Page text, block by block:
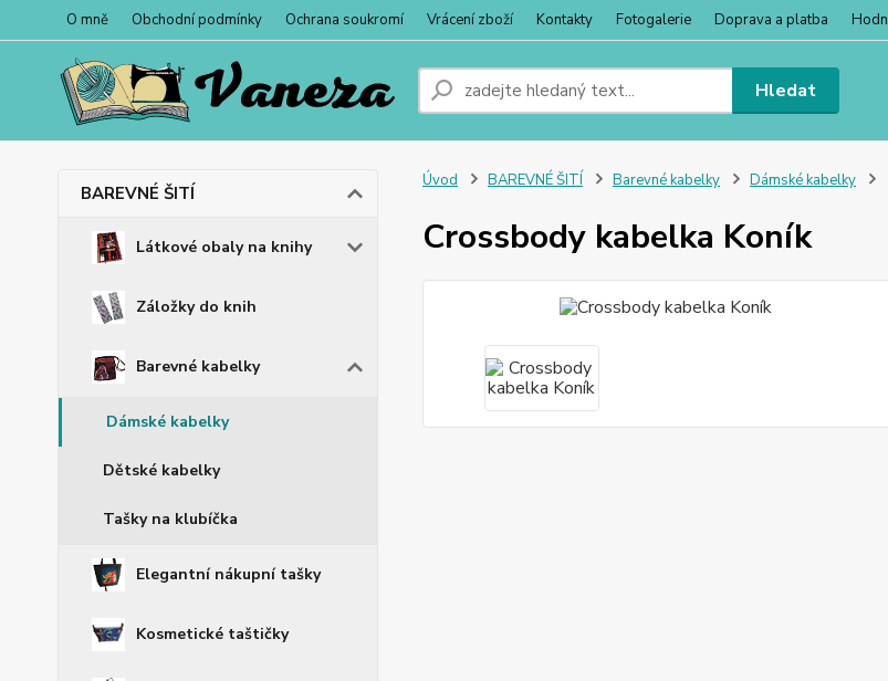
O mně Obchodní podmínky Ochrana soukromí Vrácení zboží Kontakty Fotogalerie Doprava a platba
Hledat
BAREVNÉ ŠITÍ
Látkové obaly na knihy
Záložky do knih
Barevné kabelky
Dámské kabelky
Dětské kabelky
Tašky na klubíčka
Elegantní nákupní tašky
Kosmetické taštičky
Úvod BAREVNÉ ŠITÍ Barevné kabelky Dámské kabelky
Crossbody kabelka Koník